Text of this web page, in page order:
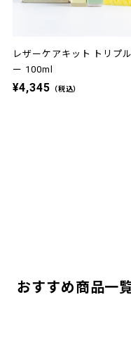
レザーケアキット トリプ
ー 100ml
¥4,345 （税込）
おすすめ商品一